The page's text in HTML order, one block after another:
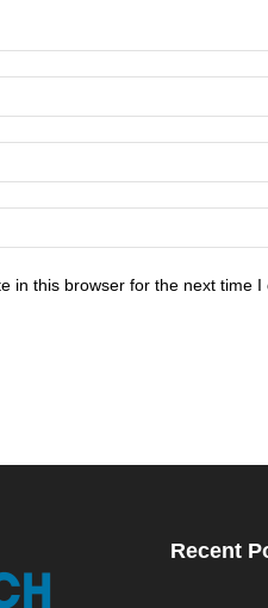
in this browser for the next time I
Recent